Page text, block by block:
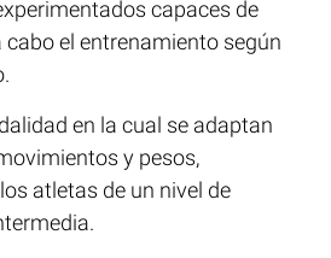
capaces de
cabo el entrenamiento según
en la cual se adaptan
y pesos,
atletas de un nivel de